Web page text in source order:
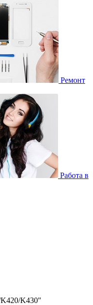
Ремонт
Работа в
K430"